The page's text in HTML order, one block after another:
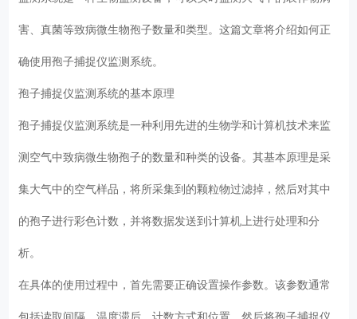
害、真菌等致病微生物孢子数量和类型。这篇文章将介绍如何正
确使用孢子捕捉仪监测系统。
孢子捕捉仪监测系统的基本原理
孢子捕捉仪监测系统是一种利用先进的生物学和计算机技术来监
测空气中致病微生物孢子的数量和种类的设备。其基本原理是采
集大气中的空气样品，将所采集到的颗粒物过滤掉，然后对其中
的孢子进行彩色计数，并将数据发送到计算机上进行处理和分
析。
在具体的使用过程中，首先需要正确设置操作参数。该参数通常
包括读取间隔、温度滞后、计数方式和位置。然后将孢子捕捉仪